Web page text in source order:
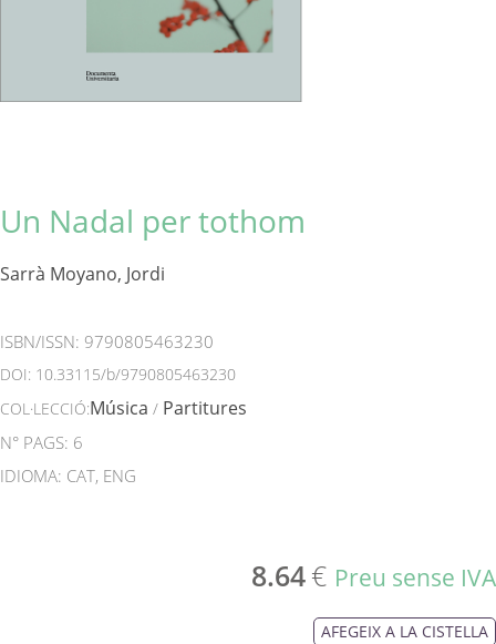
Un Nadal per tothom
Sarrà Moyano, Jordi
ISBN/ISSN: 9790805463230
DOI: 10.33115/b/9790805463230
COL·LECCIÓ:Música / Partitures
N° PAGS: 6
IDIOMA: CAT, ENG
8.64€ Preu sense IVA
AFEGEIX A LA CISTELLA